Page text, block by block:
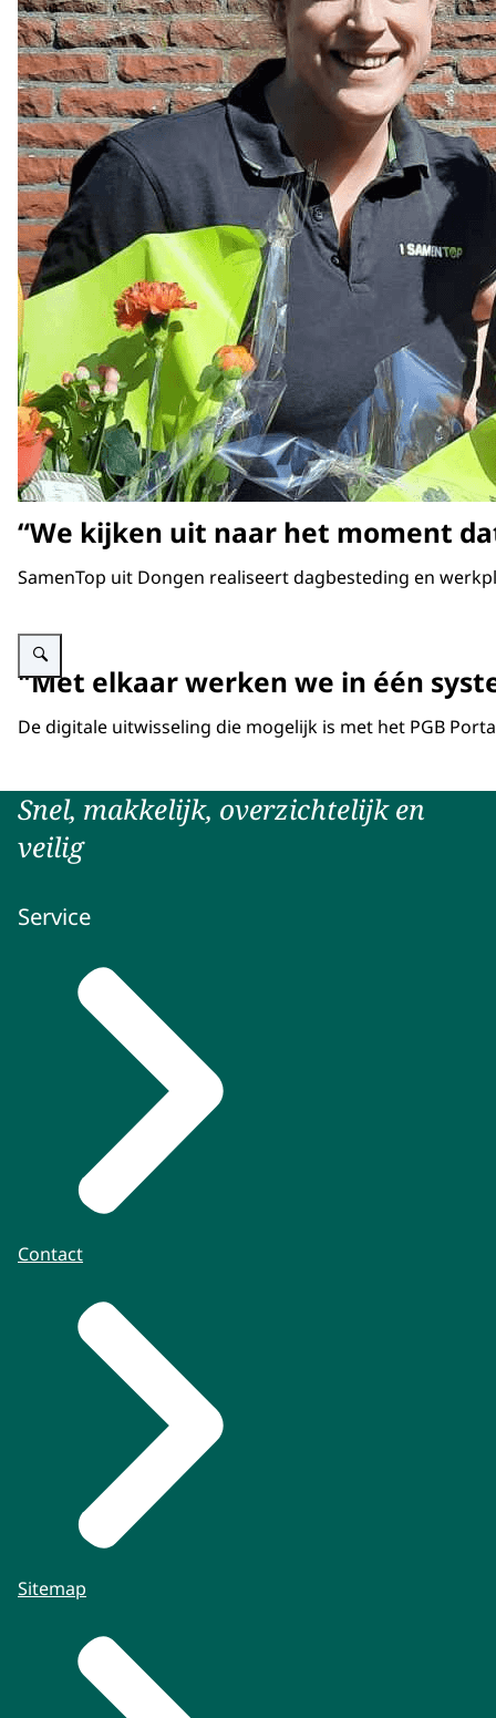
“We kijken uit naar het moment
SamenTop uit Dongen realiseert dagbesteding en
Vergroot afbeelding Foto van Margreth Binnekamp
"Met elkaar werken we in één
De digitale uitwisseling die mogelijk is met het PGB
Snel, makkelijk, overzichtelijk en
veilig
Service
Contact
Sitemap